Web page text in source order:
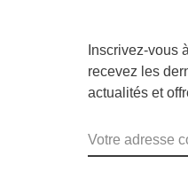
Inscrivez-vous
recevez les
actualités et